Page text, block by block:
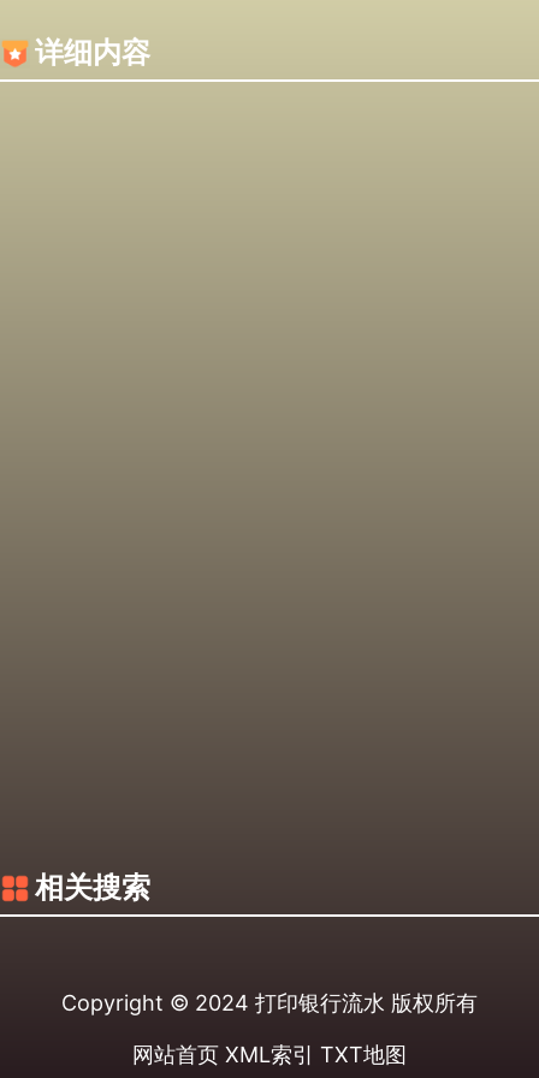
详细内容
相关搜索
Copyright © 2024 打印银行流水 版权所有
网站首页 XML索引 TXT地图